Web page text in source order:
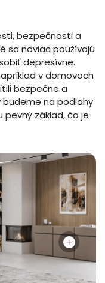
bezpečnosti a
sa naviac používajú
depresívne.
v domovoch
bezpečne a
budeme na podlahy
základ, čo je